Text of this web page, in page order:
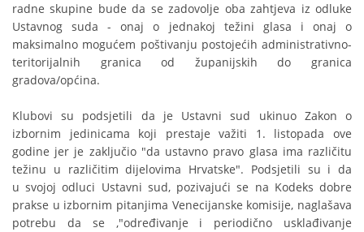
radne skupine bude da se zadovolje oba zahtjeva iz odluke
Ustavnog suda - onaj o jednakoj težini glasa i onaj o
maksimalno mogućem poštivanju postojećih administrativno­
teritorijalnih granica od županijskih do granica
gradova/općina.
Klubovi su podsjetili da je Ustavni sud ukinuo Zakon o
izbornim jedinicama koji prestaje važiti 1. listopada ove
godine jer je zaključio "da ustavno pravo glasa ima različitu
težinu u različitim dijelovima Hrvatske". Podsjetili su i da
u svojoj odluci Ustavni sud, pozivajući se na Kodeks dobre
prakse u izbornim pitanjima Venecijanske komisije, naglašava
potrebu da se ,"određivanje i periodično usklađivanje